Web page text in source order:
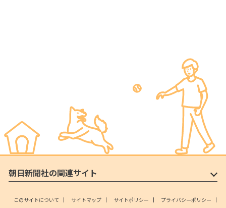
朝日新聞社の関連サイト
このサイトについて サイトマップ サイトポリシー プライバシーポリシー